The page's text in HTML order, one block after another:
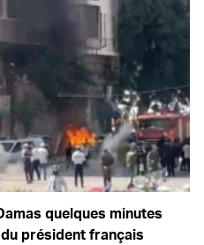
quelques minutes
président français